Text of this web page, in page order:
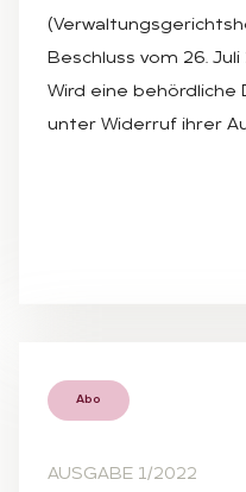
Beschluss vom 26. Juli
Wird eine
unter Widerruf ihrer
Abo
AUSGABE 1/2022